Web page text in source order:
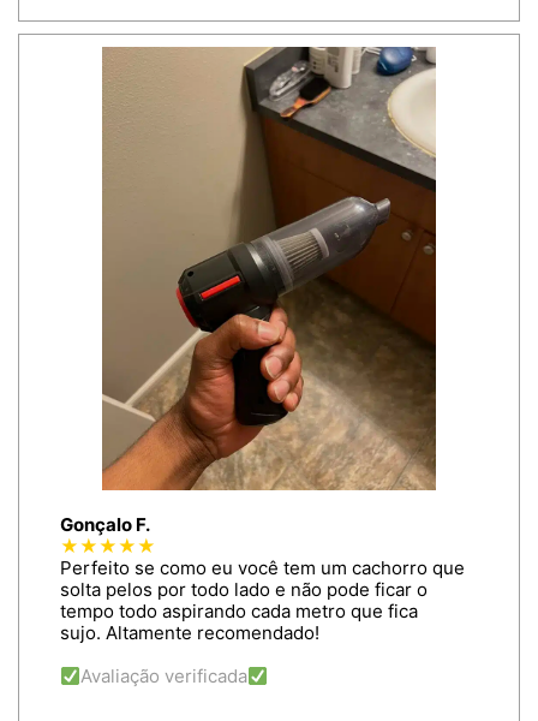
Gonçalo F.
★★★★★
Perfeito se como eu você tem um cachorro que
solta pelos por todo lado e não pode ficar o
tempo todo aspirando cada metro que fica
sujo. Altamente recomendado!
Avaliação verificada